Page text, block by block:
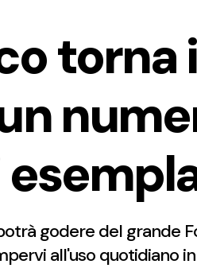
torna
godere del grande
all'uso quotidiano